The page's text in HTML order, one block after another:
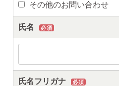
その他のお問い合わせ
氏名 必須
氏名フリガナ 必須